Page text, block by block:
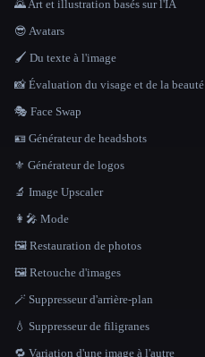
🌄 Art et illustration basés sur l'IA
😎 Avatars
🖌️ Du texte à l'image
📸 Évaluation du visage et de la beauté
🎭 Face Swap
🪪 Générateur de headshots
⚜️ Générateur de logos
🔬 Image Upscaler
👩‍🎤 Mode
🖼️ Restauration de photos
🖼️ Retouche d'images
🪄 Suppresseur d'arrière-plan
💧 Suppresseur de filigranes
🔁 Variation d'une image à l'autre